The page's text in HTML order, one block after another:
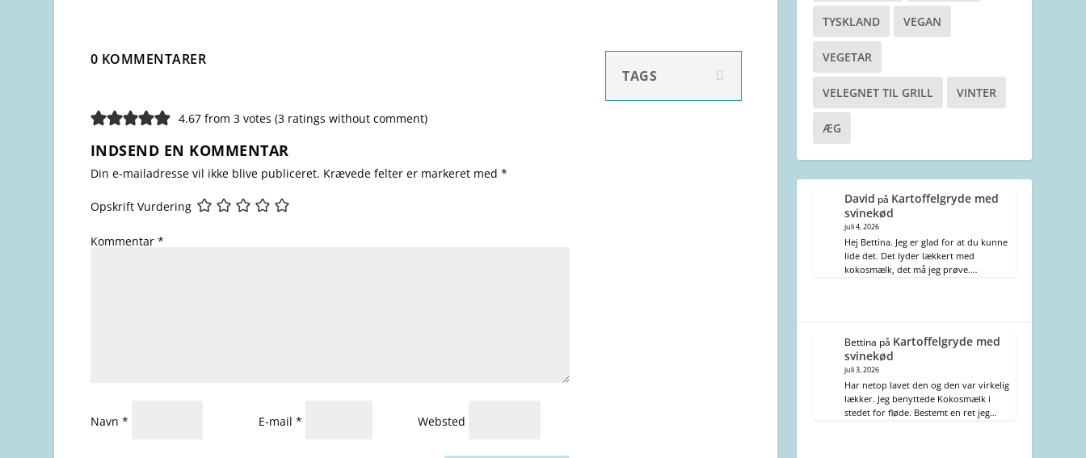
0 KOMMENTARER
4.67 from 3 votes (3 ratings without comment)
INDSEND EN KOMMENTAR
Din e-mailadresse vil ikke blive publiceret. Krævede felter er markeret med *
Opskrift Vurdering
Kommentar *
Navn * E-mail * Websted
TAGS
TYSKLAND VEGAN
VEGETAR
VELEGNET TIL GRILL VINTER
ÆG
David på Kartoffelgryde med
svinekød
juli 4, 2026
Hej Bettina. Jeg er glad for at du kunne
lide det. Det lyder lækkert med
kokosmælk, det må jeg prøve.…
Bettina på Kartoffelgryde med
svinekød
juli 3, 2026
Har netop lavet den og den var virkelig
lækker. Jeg benyttede Kokosmælk i
stedet for fløde. Bestemt en ret jeg…